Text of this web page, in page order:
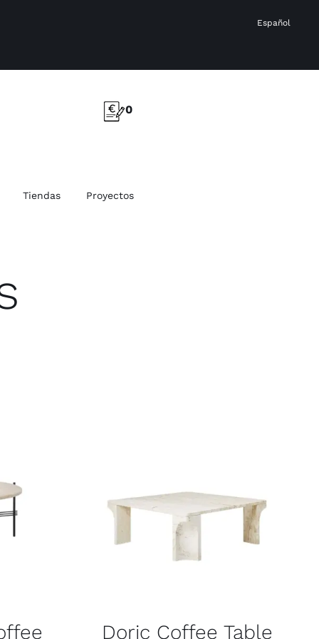
Español
0
Tiendas Proyectos
Doric Coffee Table